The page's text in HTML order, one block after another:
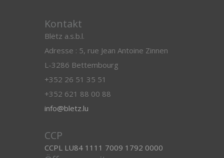
Kontakt
Blëtz a.s.b.l.
Adresse : 5, rue Jean Antoine Zinnen
L-3286 Bettembourg
+352 26 51 35 51
+352 621 88 00 88
info@bletz.lu
CCP
CCPL LU84 1111 7009 1792 0000